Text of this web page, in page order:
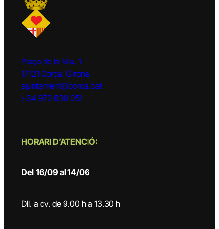
Plaça de la Vila, 1
17121 Corçà, Girona
ajuntament@corca.cat
+34 972 630 051
HORARI D’ATENCIÓ:
Del 16/09 al 14/06
Dll. a dv. de 9.00 h a 13.30 h